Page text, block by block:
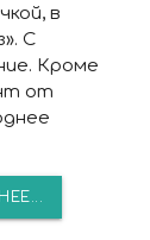
в
С
Кроме
от